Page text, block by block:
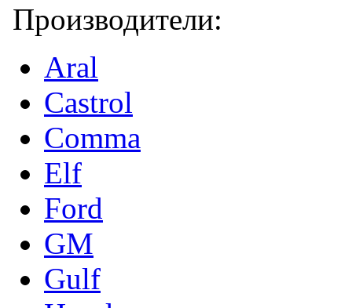
Производители:
Aral
Castrol
Comma
Elf
Ford
GM
Gulf